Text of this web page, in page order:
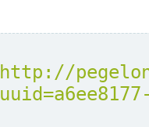
http://